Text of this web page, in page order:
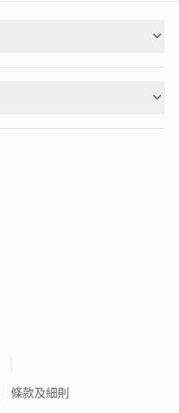
條款及細則